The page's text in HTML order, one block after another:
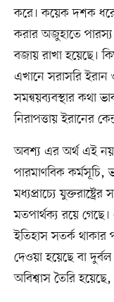
করে। কয়েক দশক ধরে
করার অজুহাতে পারস্য
বজায় রাখা হয়েছে।
এখানে সরাসরি ইরান
সমন্বয়ব্যবস্থার কথা
নিরাপত্তায় ইরানের
অবশ্য এর অর্থ এই নয়
পারমাণবিক কর্মসূচি,
মধ্যপ্রাচ্যে
মতপার্থক্য রয়ে
ইতিহাস সতর্ক থাকার
দেওয়া হয়েছে বা
অবিশ্বাস তৈরি